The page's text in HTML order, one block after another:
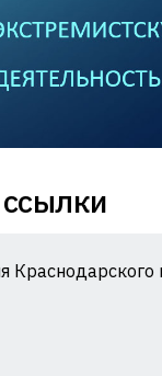
Краснодарского